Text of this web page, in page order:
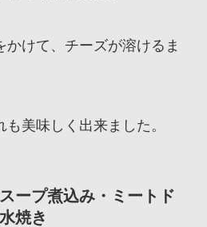
かけて、チーズが溶けるま
美味しく出来ました。
ープ煮込み・ミートド
焼き